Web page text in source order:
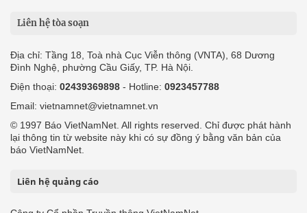
Liên hệ tòa soạn
Địa chỉ: Tầng 18, Toà nhà Cục Viễn thông (VNTA), 68 Dương
Đình Nghệ, phường Cầu Giấy, TP. Hà Nội.
Điện thoại: 02439369898 - Hotline: 0923457788
Email: vietnamnet@vietnamnet.vn
© 1997 Báo VietNamNet. All rights reserved. Chỉ được phát hành
lại thông tin từ website này khi có sự đồng ý bằng văn bản của
báo VietNamNet.
Liên hệ quảng cáo